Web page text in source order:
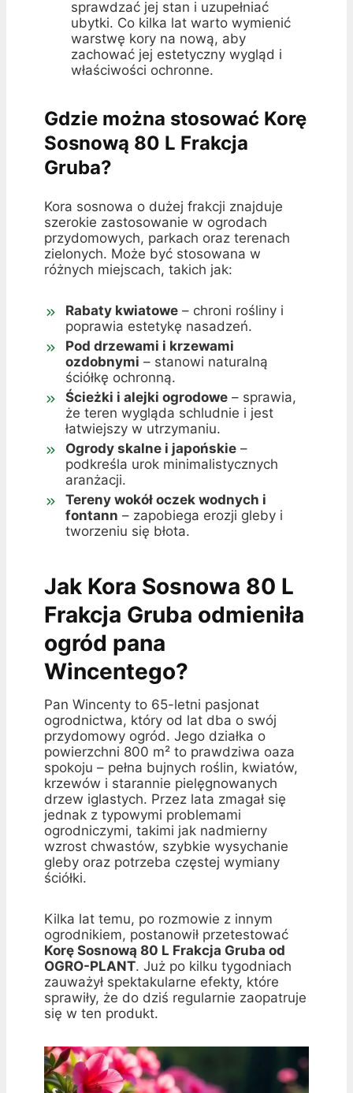
sprawdzać jej stan i uzupełniać
ubytki. Co kilka lat warto wymienić
warstwę kory na nową, aby
zachować jej estetyczny wygląd i
właściwości ochronne.
Gdzie można stosować Korę
Sosnową 80 L Frakcja
Gruba?
Kora sosnowa o dużej frakcji znajduje
szerokie zastosowanie w ogrodach
przydomowych, parkach oraz terenach
zielonych. Może być stosowana w
różnych miejscach, takich jak:
Rabaty kwiatowe – chroni rośliny i
poprawia estetykę nasadzeń.
Pod drzewami i krzewami
ozdobnymi – stanowi naturalną
ściółkę ochronną.
Ścieżki i alejki ogrodowe – sprawia,
że teren wygląda schludnie i jest
łatwiejszy w utrzymaniu.
Ogrody skalne i japońskie –
podkreśla urok minimalistycznych
aranżacji.
Tereny wokół oczek wodnych i
fontann – zapobiega erozji gleby i
tworzeniu się błota.
Jak Kora Sosnowa 80 L
Frakcja Gruba odmieniła
ogród pana
Wincentego?
Pan Wincenty to 65-letni pasjonat
ogrodnictwa, który od lat dba o swój
przydomowy ogród. Jego działka o
powierzchni 800 m² to prawdziwa oaza
spokoju – pełna bujnych roślin, kwiatów,
krzewów i starannie pielęgnowanych
drzew iglastych. Przez lata zmagał się
jednak z typowymi problemami
ogrodniczymi, takimi jak nadmierny
wzrost chwastów, szybkie wysychanie
gleby oraz potrzeba częstej wymiany
ściółki.
Kilka lat temu, po rozmowie z innym
ogrodnikiem, postanowił przetestować
Korę Sosnową 80 L Frakcja Gruba od
OGRO-PLANT. Już po kilku tygodniach
zauważył spektakularne efekty, które
sprawiły, że do dziś regularnie zaopatruje
się w ten produkt.